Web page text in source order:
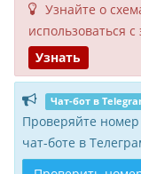
Узнайте о
исполь­зоваться
Узнать
Чат-бот в
Проверяйте
чат-боте в